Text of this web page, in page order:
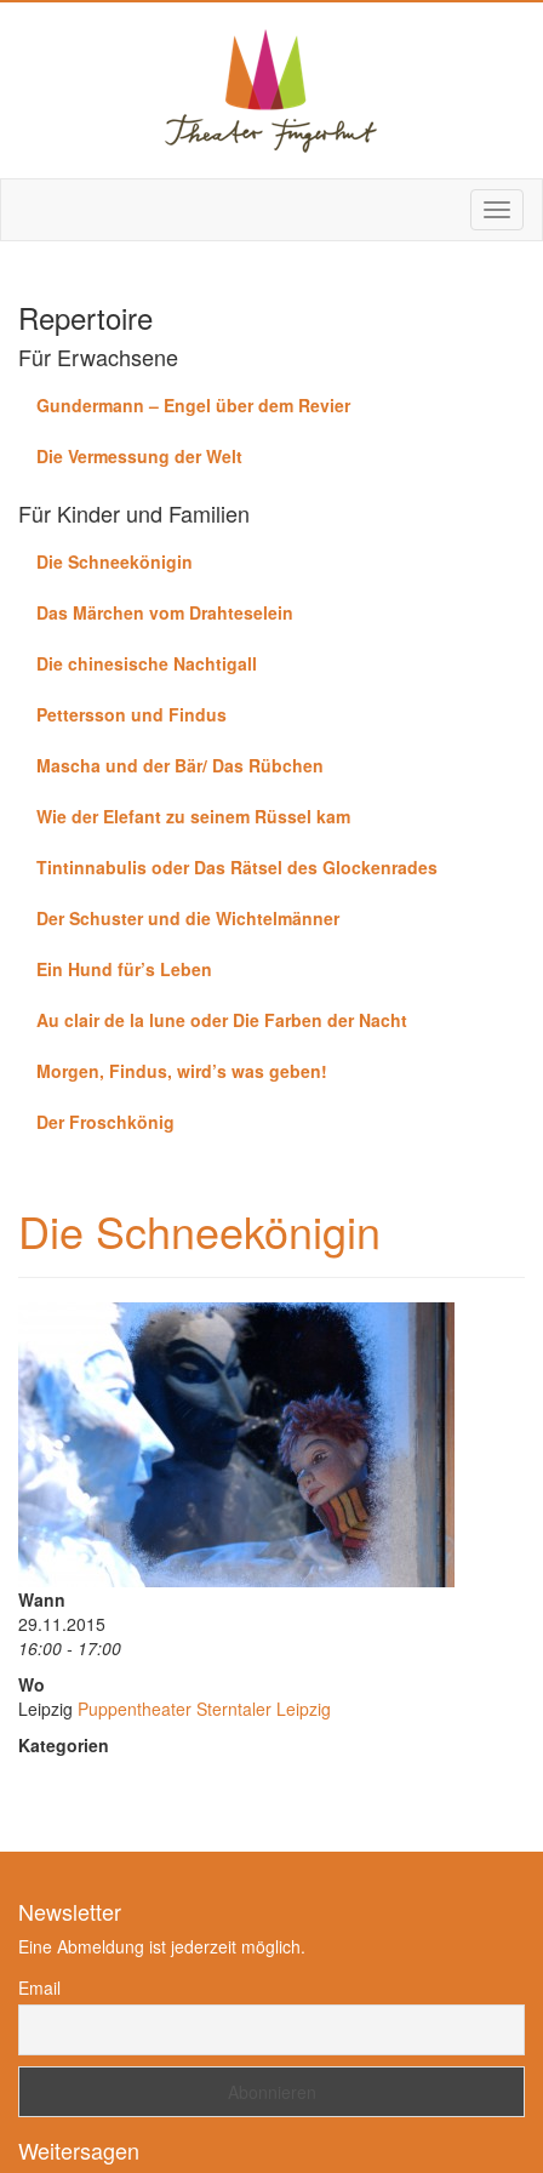
Repertoire
Für Erwachsene
Gundermann – Engel über dem Revier
Die Vermessung der Welt
Für Kinder und Familien
Die Schneekönigin
Das Märchen vom Drahteselein
Die chinesische Nachtigall
Pettersson und Findus
Mascha und der Bär/ Das Rübchen
Wie der Elefant zu seinem Rüssel kam
Tintinnabulis oder Das Rätsel des Glockenrades
Der Schuster und die Wichtelmänner
Ein Hund für’s Leben
Au clair de la lune oder Die Farben der Nacht
Morgen, Findus, wird’s was geben!
Der Froschkönig
Die Schneekönigin
Wann
29.11.2015
16:00 - 17:00
Wo
Leipzig Puppentheater Sterntaler Leipzig
Kategorien
Newsletter
Eine Abmeldung ist jederzeit möglich.
Email
Weitersagen